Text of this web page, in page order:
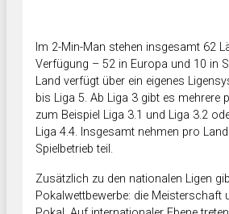
Im 2-Min-Man stehen insgesamt 62
Verfügung – 52 in Europa und 10 in
Land verfügt über ein eigenes
bis Liga 5. Ab Liga 3 gibt es mehrere
zum Beispiel Liga 3.1 und Liga 3.2
Liga 4.4. Insgesamt nehmen pro
Spielbetrieb teil.
Zusätzlich zu den nationalen Ligen
Pokalwettbewerbe: die Meisterschaft